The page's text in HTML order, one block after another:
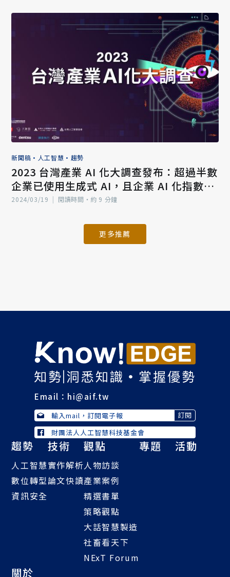
新聞稿 • 人工智慧 • 趨勢
2023 台灣產業 AI 化大調查發布：超過半數
企業已使用生成式 AI，且企業 AI 化指數差
異逐步加大
2024/03/19 | 閱讀時間‧約 9 分鐘
更多推薦
Email： hi@aif.tw
財團法人人工智慧科技基金會
趨勢
人工智慧
數位轉型
資訊安全
技術
實作解析
論文快讀
觀點
人物訪談
產業案例
精選書單
策略觀點
大話智慧製造
社畜看天下
NExT Forum
專題 活動
關於